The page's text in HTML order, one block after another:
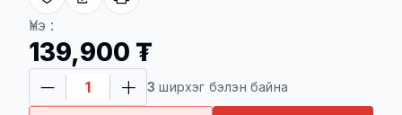
Үнэ :
139,900 ₮
3 ширхэг бэлэн байна
Хүргэлтийн үйлчилгээ
Төлбөр баталгаажсан үеэс хойш 08-48
цагийн дотор хүргэгдэнэ